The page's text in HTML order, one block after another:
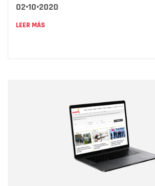
02•10•2020
LEER MÁS
Correo electrónico
Tipo de comentario